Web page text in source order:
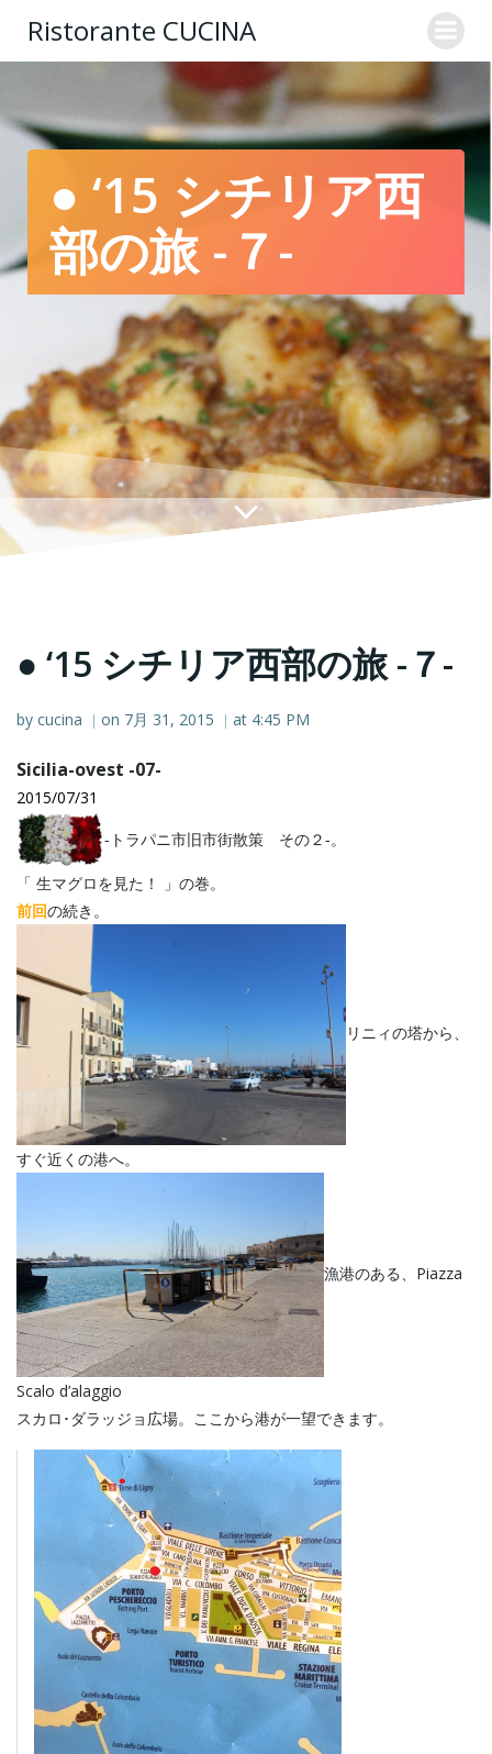
ン
テ
ン
ツ
へ
ス
キ
プ
Ristorante CUCINA
● ‘15 シチリア西
部の旅 -７-
● ‘15 シチリア西部の旅 -７-
by cucina | on 7月 31, 2015 | at 4:45 PM
Sicilia-ovest -07-
2015/07/31
‐トラパニ市旧市街散策 その２‐。
「 生マグロを見た！ 」の巻。
前回の続き。
リニィの塔から、
すぐ近くの港へ。
漁港のある、Piazza
Scalo d’alaggio
スカロ･ダラッジョ広場。ここから港が一望できます。